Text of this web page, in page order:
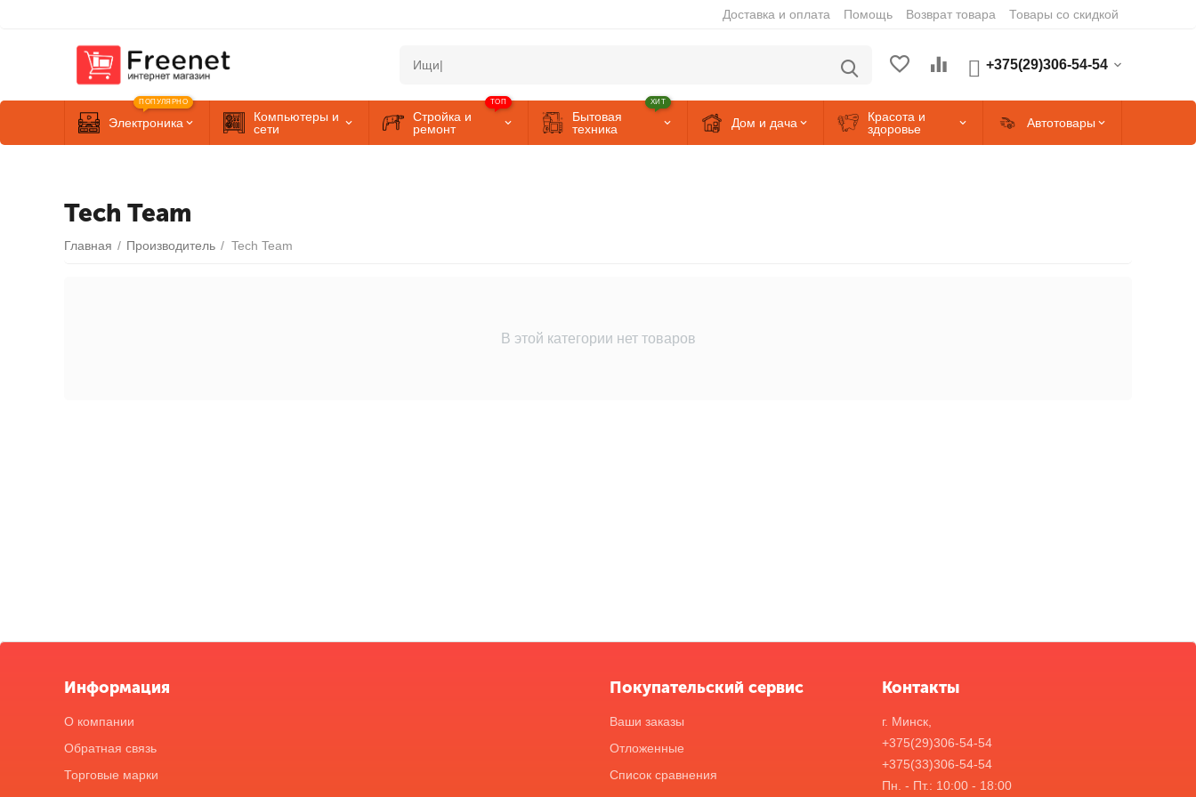
Доставка и оплата Помощь Возврат товара Товары со скидкой
+375(29)306-54-54
Электроника
ПОПУЛЯРНО
Компьютеры и
сети
Стройка и
ремонт
ТОП
Бытовая
техника
ХИТ
Дом и дача
Красота и
здоровье
Автотовары
Tech Team
Главная / Производитель / Tech Team
В этой категории нет товаров
Информация
О компании
Обратная связь
Торговые марки
Покупательский сервис
Ваши заказы
Отложенные
Список сравнения
Контакты
г. Минск,
+375(29)306-54-54
+375(33)306-54-54
Пн. - Пт.: 10:00 - 18:00